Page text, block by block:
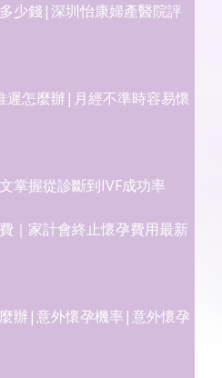
少錢|深圳怡康婦產醫院評
遲怎麼辦|月經不準時容易懷
掌握從診斷到IVF成功率
｜家計會終止懷孕費用最新
辦|意外懷孕機率|意外懷孕